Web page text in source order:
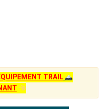
TRAIL